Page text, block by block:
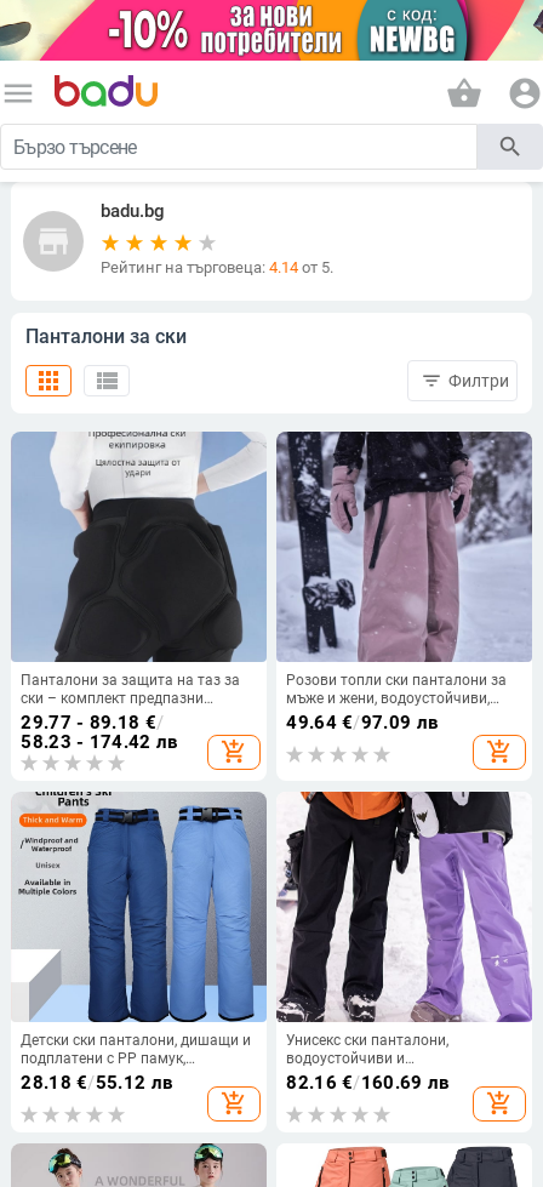
menu shopping_basket account_circle
search
store
badu.bg
Рейтинг на търговеца: 4.14от 5.
Панталони за ски
view_list
apps filter_list Филтри
Панталони за защита на таз за
ски – комплект предпазни
подложки за падания и удари
29.77 - 89.18 €/
58.23 - 174.42 лв
add_shopping_cart
Розови топли ски панталони за
мъже и жени, водоустойчиви,
ветроустойчиви и подплатени с
флис
49.64€/97.09 лв
add_shopping_cart
Детски ски панталони, дишащи и
подплатени с PP памук,
полиестерни влакна, смесени
химични влакна (Материал:
полиестерни влакна • Външна
Подплата: PP памук • Функция:
дишащи)
28.18 €/55.12 лв
add_shopping_cart
Унисекс ски панталони,
водоустойчиви и
ветроустойчиви, подплатени с
полар, свободен крой, външен
материал 100% полиестер,
планински туризъм
82.16 €/160.69 лв
add_shopping_cart